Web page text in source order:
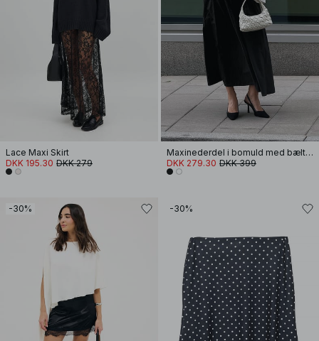
Lace Maxi Skirt
DKK 195.30 DKK 279
Maxinederdel i bomuld med bæltestrop
DKK 279.30 DKK 399
-30% -30%